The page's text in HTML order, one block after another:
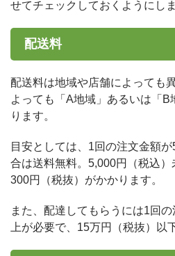
せてチェックしておくようにし
配送料
配送料は地域や店舗によっても
よっても「A地域」あるいは「
ります。
目安としては、1回の注文金額
合は送料無料。5,000円（税込
300円（税抜）がかかります。
また、配達してもらうには1回
上が必要で、15万円（税抜）以